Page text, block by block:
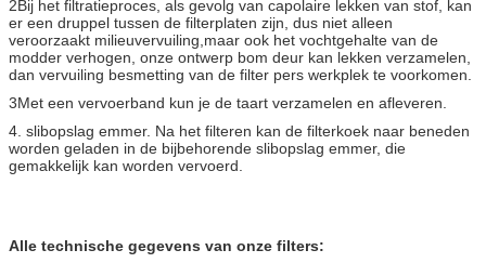
2Bij het filtratieproces, als gevolg van capolaire lekken van stof, kan
er een druppel tussen de filterplaten zijn, dus niet alleen
veroorzaakt milieuvervuiling,maar ook het vochtgehalte van de
modder verhogen, onze ontwerp bom deur kan lekken verzamelen,
dan vervuiling besmetting van de filter pers werkplek te voorkomen.
3Met een vervoerband kun je de taart verzamelen en afleveren.
4. slibopslag emmer. Na het filteren kan de filterkoek naar beneden
worden geladen in de bijbehorende slibopslag emmer, die
gemakkelijk kan worden vervoerd.
Alle technische gegevens van onze filters: